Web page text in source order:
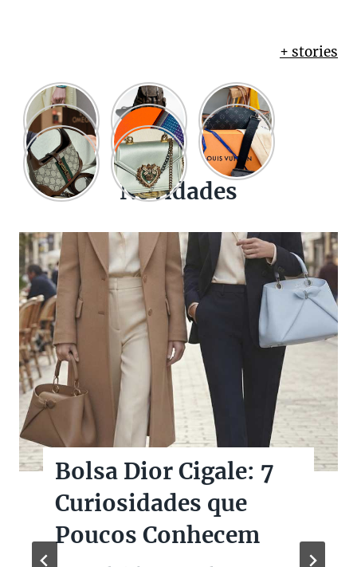
+ stories
Novidades
Bolsas Pretas de
Marcas de Luxo na
Super Sale dos Pais